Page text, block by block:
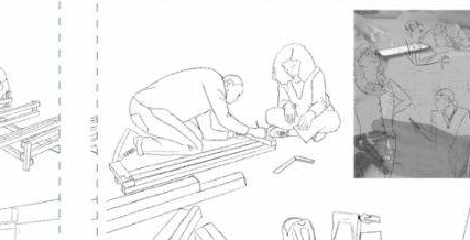
Flux des publications
Flux des commentaires
Site de WordPress-FR